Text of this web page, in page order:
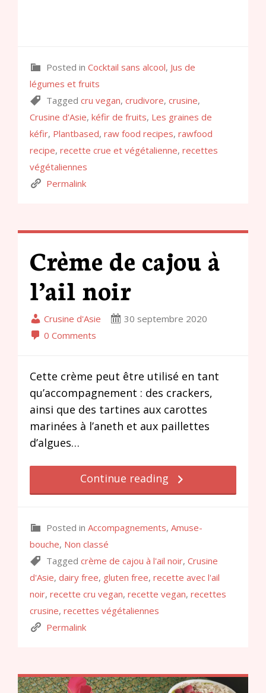
Posted in Cocktail sans alcool, Jus de
légumes et fruits
Tagged cru vegan, crudivore, crusine,
Crusine d'Asie, kéfir de fruits, Les graines de
kéfir, Plantbased, raw food recipes, rawfood
recipe, recette crue et végétalienne, recettes
végétaliennes
Permalink
Crème de cajou à
l’ail noir
Crusine d'Asie
30 septembre 2020
0 Comments
Cette crème peut être utilisé en tant
qu’accompagnement : des crackers,
ainsi que des tartines aux carottes
marinées à l’aneth et aux paillettes
d’algues…
Continue reading
Posted in Accompagnements, Amuse-
bouche, Non classé
Tagged crème de cajou à l'ail noir, Crusine
d'Asie, dairy free, gluten free, recette avec l'ail
noir, recette cru vegan, recette vegan, recettes
crusine, recettes végétaliennes
Permalink